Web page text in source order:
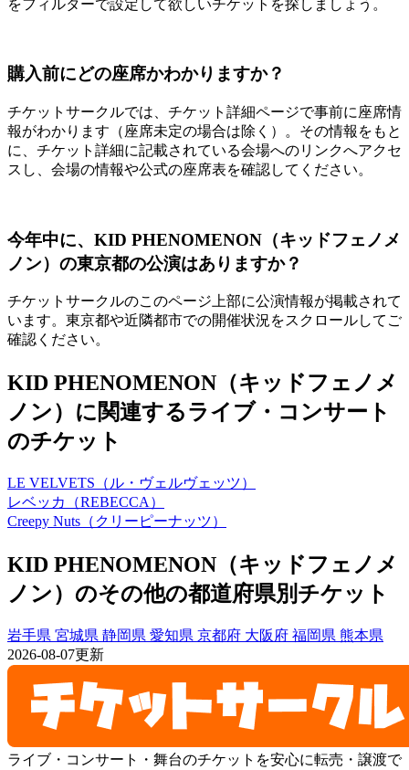
をフィルターで設定して欲しいチケットを探しましょう。
購入前にどの座席かわかりますか？
チケットサークルでは、チケット詳細ページで事前に座席情
報がわかります（座席未定の場合は除く）。その情報をもと
に、チケット詳細に記載されている会場へのリンクへアクセ
スし、会場の情報や公式の座席表を確認してください。
今年中に、KID PHENOMENON（キッドフェノメ
ノン）の東京都の公演はありますか？
チケットサークルのこのページ上部に公演情報が掲載されて
います。東京都や近隣都市での開催状況をスクロールしてご
確認ください。
KID PHENOMENON（キッドフェノメ
ノン）に関連するライブ・コンサート
のチケット
LE VELVETS（ル・ヴェルヴェッツ）
レベッカ（REBECCA）
Creepy Nuts（クリーピーナッツ）
KID PHENOMENON（キッドフェノメ
ノン）のその他の都道府県別チケット
岩手県 宮城県 静岡県 愛知県 京都府 大阪府 福岡県 熊本県
2026-08-07更新
ライブ・コンサート・舞台のチケットを安心に転売・譲渡で